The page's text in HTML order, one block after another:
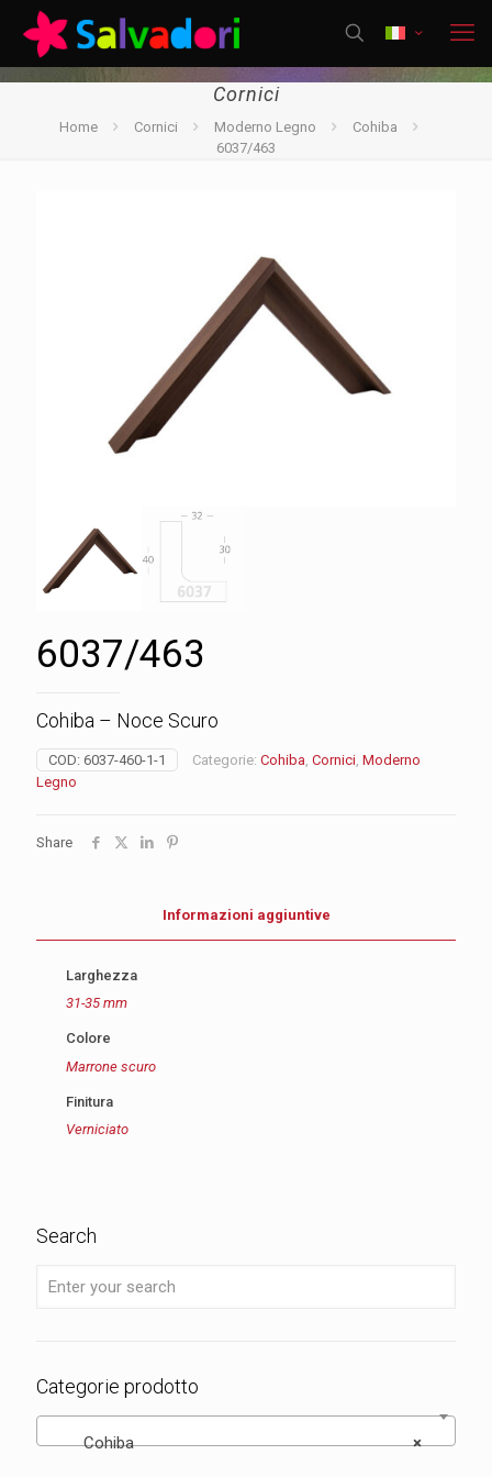
Cornici
Home Cornici Moderno Legno
Cohiba
6037/463
6037/463
Cohiba – Noce Scuro
COD: 6037-460-1-1 Categorie: Cohiba, Cornici, Moderno
Legno
Share
Informazioni aggiuntive
Larghezza
31-35 mm
Colore
Marrone scuro
Finitura
Verniciato
Search
Categorie prodotto
×
Cohiba